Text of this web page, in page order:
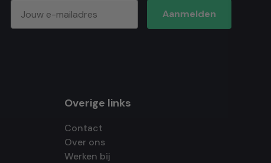
Aanmelden
Overige links
Contact
Over ons
Werken bij